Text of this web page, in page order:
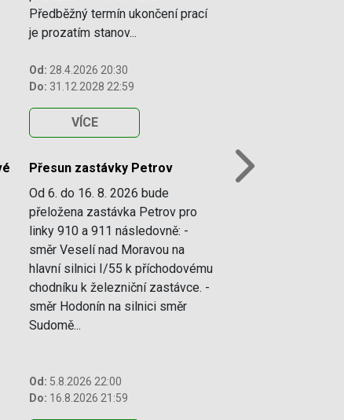
Předběžný termín ukončení prací
je prozatím stanov...
Od: 28.4.2026 20:30
Do: 31.12.2028 22:59
VÍCE
Přesun zastávky Petrov
Od 6. do 16. 8. 2026 bude
přeložena zastávka Petrov pro
linky 910 a 911 následovně: -
směr Veselí nad Moravou na
hlavní silnici I/55 k příchodovému
chodníku k železniční zastávce. -
směr Hodonín na silnici směr
Sudomě...
Od: 5.8.2026 22:00
Do: 16.8.2026 21:59